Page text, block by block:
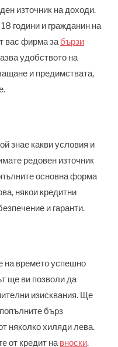
източник на доходи.
години и гражданин на
вас фирма за бързи
удобството на
и предимствата,
знае какви условия и
редовен източник
основна форма
някои кредитни
и гаранти.
на времето успешно
ще ви позволи да
изисквания. Ще
бърз
няколко хиляди лева.
от кредит на вноски.